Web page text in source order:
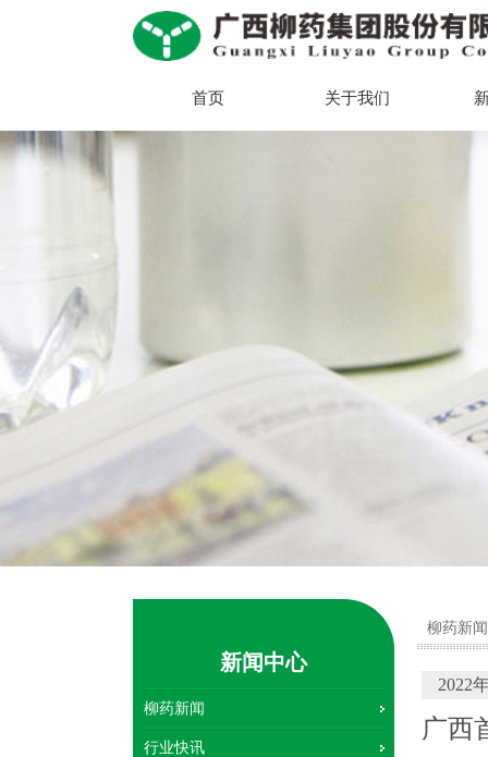
首页 关于我们
新闻中心
柳药新闻
行业快讯
柳药新闻
2022
广西